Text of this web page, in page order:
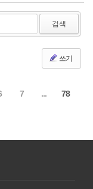
검색
쓰기
7 ... 78